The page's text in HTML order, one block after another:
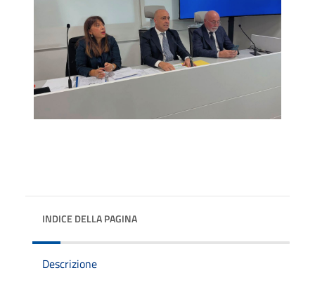
INDICE DELLA PAGINA
Descrizione